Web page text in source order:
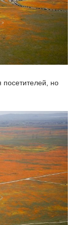
посетителей, но